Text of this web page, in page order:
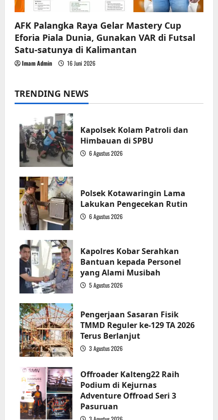
AFK Palangka Raya Gelar Mastery Cup
Eforia Piala Dunia, Gunakan VAR di Futsal
Satu-satunya di Kalimantan
Imam Admin 16 Juni 2026
TRENDING NEWS
Kapolsek Kolam Patroli dan
Himbauan di SPBU
6 Agustus 2026
Polsek Kotawaringin Lama
Lakukan Pengecekan Rutin
6 Agustus 2026
Kapolres Kobar Serahkan
Bantuan kepada Personel
yang Alami Musibah
5 Agustus 2026
Pengerjaan Sasaran Fisik
TMMD Reguler ke-129 TA 2026
Terus Berlanjut
3 Agustus 2026
Offroader Kalteng22 Raih
Podium di Kejurnas
Adventure Offroad Seri 3
Pasuruan